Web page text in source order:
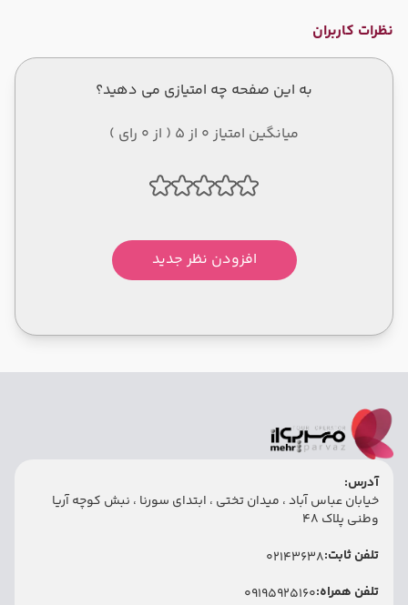
نظرات کاربران
به این صفحه چه امتیازی می دهید؟
میانگین امتیاز 0 از 5 ( از 0 رای )
افزودن نظر جدید
آدرس:
خیابان عباس آباد ، میدان تختی ، ابتدای سورنا ، نبش کوچه آریا
وطنی پلاک 48
تلفن ثابت:02143638
تلفن همراه:09195925160